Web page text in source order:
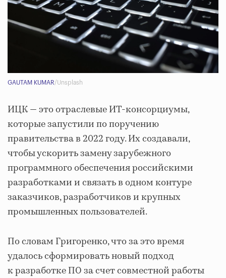
GAUTAM KUMAR/Unsplash
ИЦК — это отраслевые ИТ-консорциумы,
которые запустили по поручению
правительства в 2022 году. Их создавали,
чтобы ускорить замену зарубежного
программного обеспечения российскими
разработками и связать в одном контуре
заказчиков, разработчиков и крупных
промышленных пользователей.
По словам Григоренко, что за это время
удалось сформировать новый подход
к разработке ПО за счет совместной работы